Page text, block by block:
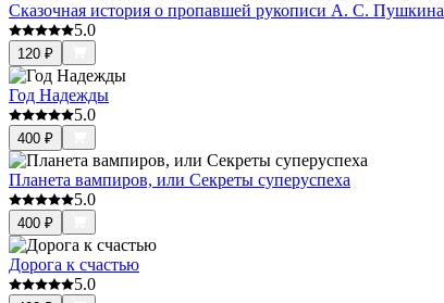
Сказочная история о пропавшей рукописи А. С. Пушкина
5.0
120 ₽
Год Надежды
5.0
400 ₽
Планета вампиров, или Секреты суперуспеха
5.0
400 ₽
Дорога к счастью
5.0